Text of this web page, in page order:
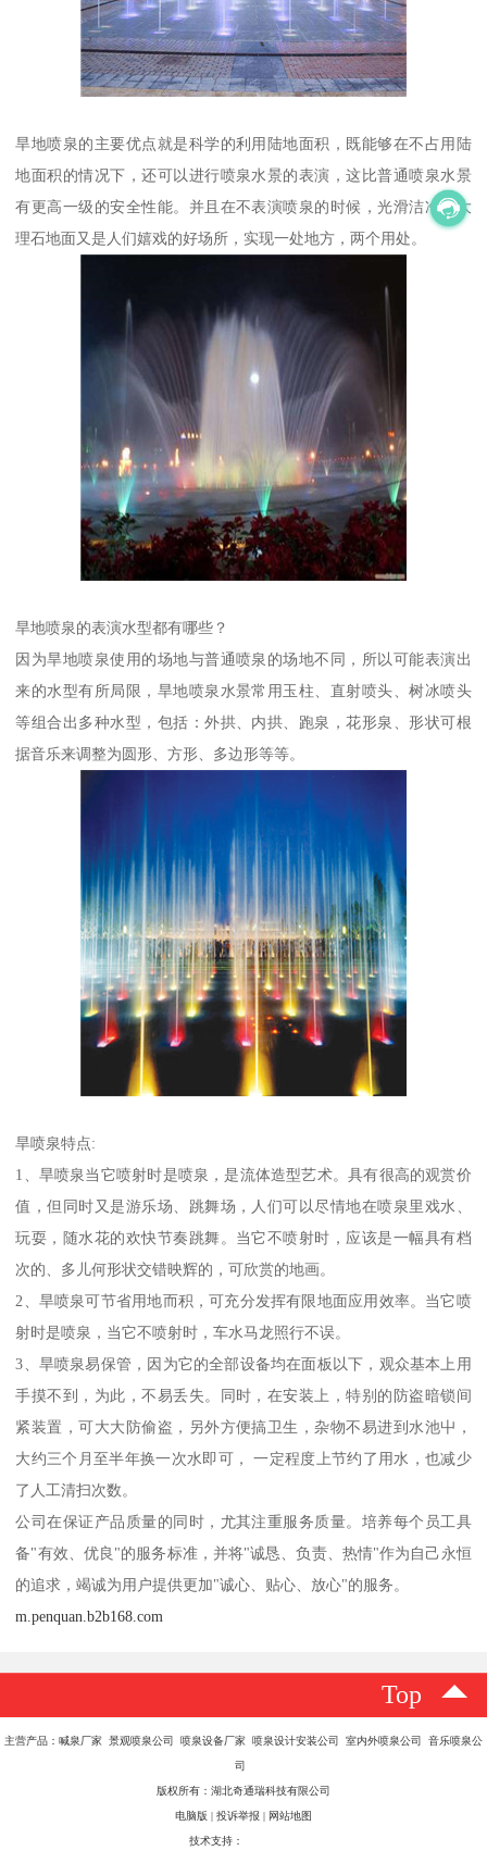
旱地喷泉的主要优点就是科学的利用陆地面积，既能够在不占用陆
地面积的情况下，还可以进行喷泉水景的表演，这比普通喷泉水景
有更高一级的安全性能。并且在不表演喷泉的时候，光滑洁净的大
理石地面又是人们嬉戏的好场所，实现一处地方，两个用处。
旱地喷泉的表演水型都有哪些？
因为旱地喷泉使用的场地与普通喷泉的场地不同，所以可能表演出
来的水型有所局限，旱地喷泉水景常用玉柱、直射喷头、树冰喷头
等组合出多种水型，包括：外拱、内拱、跑泉，花形泉、形状可根
据音乐来调整为圆形、方形、多边形等等。
旱喷泉特点:
1、旱喷泉当它喷射时是喷泉，是流体造型艺术。具有很高的观赏价
值，但同时又是游乐场、跳舞场，人们可以尽情地在喷泉里戏水、
玩耍，随水花的欢快节奏跳舞。当它不喷射时，应该是一幅具有档
次的、多儿何形状交错映辉的，可欣赏的地画。
2、旱喷泉可节省用地而积，可充分发挥有限地面应用效率。当它喷
射时是喷泉，当它不喷射时，车水马龙照行不误。
3、旱喷泉易保管，因为它的全部设备均在面板以下，观众基本上用
手摸不到，为此，不易丢失。同时，在安装上，特别的防盗暗锁间
紧装置，可大大防偷盗，另外方便搞卫生，杂物不易进到水池屮，
大约三个月至半年换一次水即可， 一定程度上节约了用水，也减少
了人工清扫次数。
公司在保证产品质量的同时，尤其注重服务质量。培养每个员工具
备"有效、优良"的服务标准，并将"诚恳、负责、热情"作为自己永恒
的追求，竭诚为用户提供更加"诚心、贴心、放心"的服务。
m.penquan.b2b168.com
Top
主营产品：喊泉厂家 景观喷泉公司 喷泉设备厂家 喷泉设计安装公司 室内外喷泉公司 音乐喷泉公
司
版权所有：湖北奇通瑞科技有限公司
电脑版 投诉举报 网站地图
技术支持：